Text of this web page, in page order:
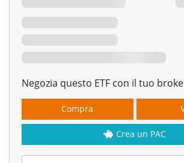
Negozia questo ETF con il tuo
Compra
Crea un PAC